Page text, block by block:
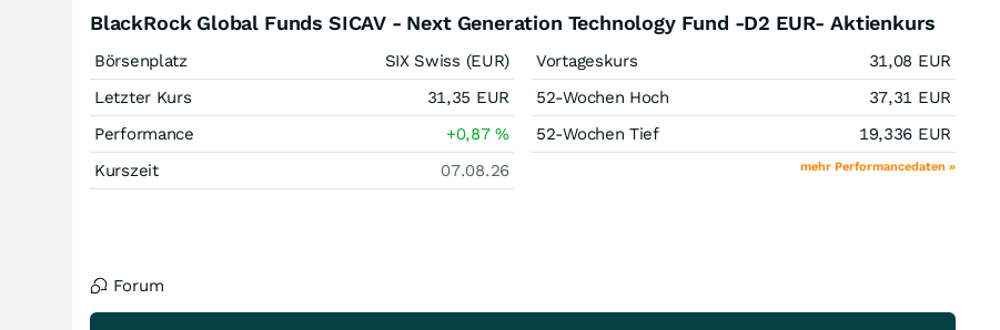
BlackRock Global Funds SICAV - Next Generation Technology Fund -D2 EUR- Aktienkurs
Börsenplatz
SIX Swiss (EUR)
Letzter Kurs
31,35 EUR
Performance
+0,87%
Kurszeit
07.08.26
Vortageskurs 31,08 EUR
52-Wochen Hoch
37,31 EUR
52-Wochen Tief
19,336 EUR
mehr Performancedaten »
Forum